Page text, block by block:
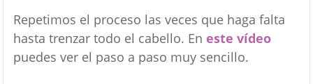
Repetimos el proceso las veces que haga falta
hasta trenzar todo el cabello. En este vídeo
puedes ver el paso a paso muy sencillo.